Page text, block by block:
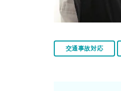
交通事故対応